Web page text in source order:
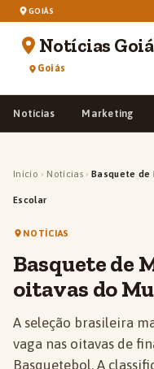
GOIÁS
Notícias
Goiás
Notícias Marketing
Início › Notícias › Basquete de
Escolar
NOTÍCIAS
Basquete de
oitavas do
A seleção brasileira
vaga nas oitavas de
Basquetebol. A